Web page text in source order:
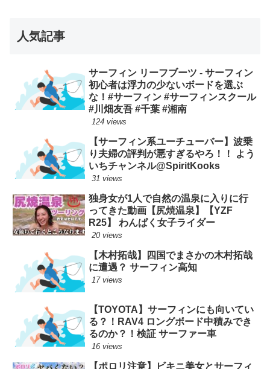
人気記事
サーフィン リーフブーツ - サーフィン
初心者は浮力の少ないボードを選ぶ
な！#サーフィン #サーフィンスクール
#川畑友吾 #千葉 #湘南
124 views
【サーフィン系ユーチューバー】波乗
り夫婦の評判が悪すぎるやろ！！ よう
いちチャンネル@SpiritKooks
31 views
独身女が1人で自然の温泉に入りに行
ってきた動画【尻焼温泉】【YZF
R25】 わんぱく女子ライダー
20 views
【木村拓哉】四国でまさかの木村拓哉
に遭遇？ サーフィン高知
17 views
【TOYOTA】サーフィンにも向いてい
る？！RAV4 ロングボード中積みでき
るのか？！検証 サーファー車
16 views
【ポロリ注意】ビキニ美女とサーフィ